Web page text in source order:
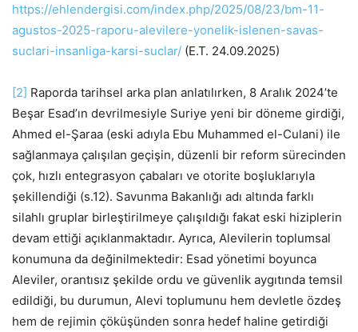
https://ehlendergisi.com/index.php/2025/08/23/bm-11-
agustos-2025-raporu-alevilere-yonelik-islenen-savas-
suclari-insanliga-karsi-suclar/ (E.T. 24.09.2025)
[2] Raporda tarihsel arka plan anlatılırken, 8 Aralık 2024’te
Beşar Esad’ın devrilmesiyle Suriye yeni bir döneme girdiği,
Ahmed el-Şaraa (eski adıyla Ebu Muhammed el-Culani) ile
sağlanmaya çalışılan geçişin, düzenli bir reform sürecinden
çok, hızlı entegrasyon çabaları ve otorite boşluklarıyla
şekillendiği (s.12). Savunma Bakanlığı adı altında farklı
silahlı gruplar birleştirilmeye çalışıldığı fakat eski hiziplerin
devam ettiği açıklanmaktadır. Ayrıca, Alevilerin toplumsal
konumuna da değinilmektedir: Esad yönetimi boyunca
Aleviler, orantısız şekilde ordu ve güvenlik aygıtında temsil
edildiği, bu durumun, Alevi toplumunu hem devletle özdeş
hem de rejimin çöküşünden sonra hedef haline getirdiği